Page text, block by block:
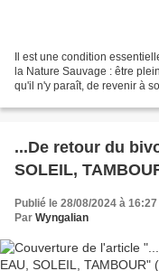
Il est une condition
la Nature Sauvage : être
qu'il n'y paraît, de revenir à
...De retour du
SOLEIL,
Publié le 28/08/2024 à 16:27
Par Wyngalian